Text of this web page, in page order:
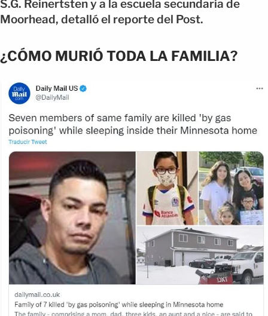
S.G. Reinertsten y a la escuela secundaria de
Moorhead, detalló el reporte del Post.
¿CÓMO MURIÓ TODA LA FAMILIA?